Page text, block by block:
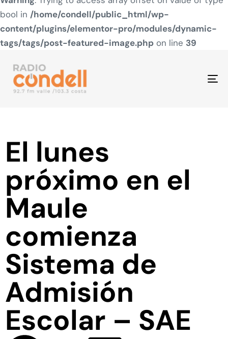
bool in /home/condell/public_html/wp-
content/plugins/elementor-pro/modules/dynamic-
tags/tags/post-featured-image.php on line 39
El lunes
próximo en el
Maule
comienza
Sistema de
Admisión
Escolar – SAE